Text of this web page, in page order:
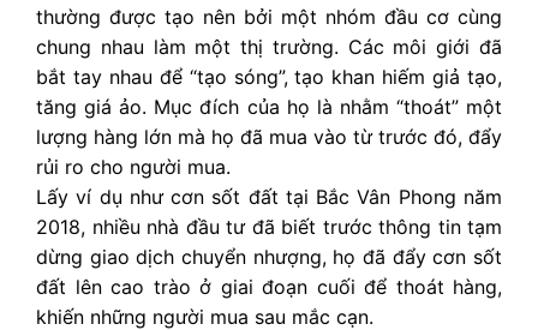
thường được tạo nên bởi một nhóm đầu cơ cùng
chung nhau làm một thị trường. Các môi giới đã
bắt tay nhau để “tạo sóng”, tạo khan hiếm giả tạo,
tăng giá ảo. Mục đích của họ là nhằm “thoát” một
lượng hàng lớn mà họ đã mua vào từ trước đó, đẩy
rủi ro cho người mua.
Lấy ví dụ như cơn sốt đất tại Bắc Vân Phong năm
2018, nhiều nhà đầu tư đã biết trước thông tin tạm
dừng giao dịch chuyển nhượng, họ đã đẩy cơn sốt
đất lên cao trào ở giai đoạn cuối để thoát hàng,
khiến những người mua sau mắc cạn.